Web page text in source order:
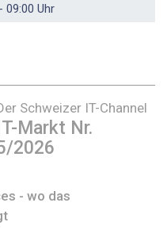
09:00 Uhr
Schweizer IT-Channel
IT-Markt Nr.
2026
- wo das